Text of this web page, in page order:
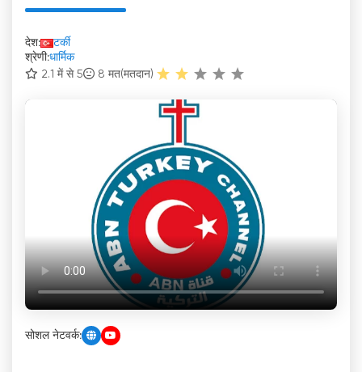
देश:
टर्की
श्रेणी:धार्मिक
2.1 में से 5
8 मत(मतदान)
सोशल नेटवर्क: